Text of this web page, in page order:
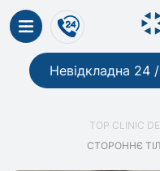
Невідкладна 24
TOP CLINIC
СТОРОННЄ